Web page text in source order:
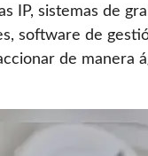
IP, sistemas de
software de
de manera